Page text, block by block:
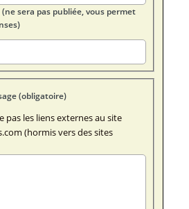
sera pas publiée, vous permet
Texte de votre message (obligatoire)
pas les liens externes au site
(hormis vers des sites